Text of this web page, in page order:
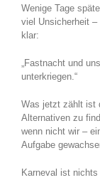
Wenige Tage
viel Unsicherheit
klar:
„Fastnacht und
unterkriegen.“
Was jetzt zählt ist
Alternativen zu
wenn nicht wir –
Aufgabe
Karneval ist